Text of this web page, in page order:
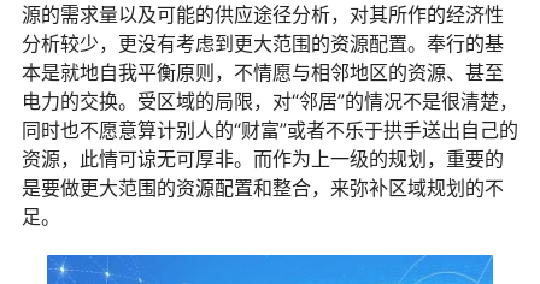
源的需求量以及可能的供应途径分析，对其所作的经济性
分析较少，更没有考虑到更大范围的资源配置。奉行的基
本是就地自我平衡原则，不情愿与相邻地区的资源、甚至
电力的交换。受区域的局限，对“邻居”的情况不是很清楚，
同时也不愿意算计别人的“财富”或者不乐于拱手送出自己的
资源，此情可谅无可厚非。而作为上一级的规划，重要的
是要做更大范围的资源配置和整合，来弥补区域规划的不
足。